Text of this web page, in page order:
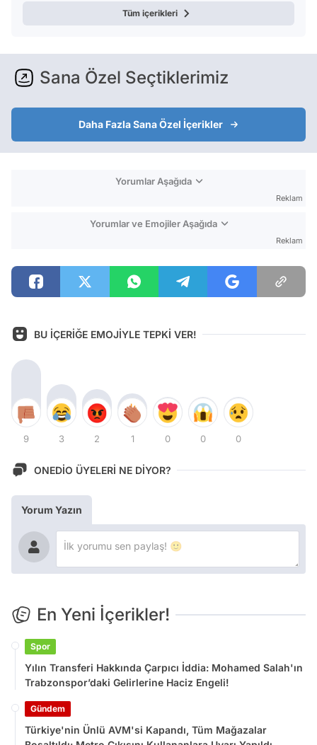
Tüm içerikleri
Sana Özel Seçtiklerimiz
Daha Fazla Sana Özel İçerikler
Yorumlar Aşağıda
Reklam
Yorumlar ve Emojiler Aşağıda
Reklam
BU İÇERİĞE EMOJİYLE TEPKİ VER!
9 3 2 1 0 0 0
ONEDİO ÜYELERİ NE DİYOR?
Yorum Yazın
En Yeni İçerikler!
Spor
Yılın Transferi Hakkında Çarpıcı İddia: Mohamed Salah'ın
Trabzonspor’daki Gelirlerine Haciz Engeli!
Gündem
Türkiye'nin Ünlü AVM'si Kapandı, Tüm Mağazalar